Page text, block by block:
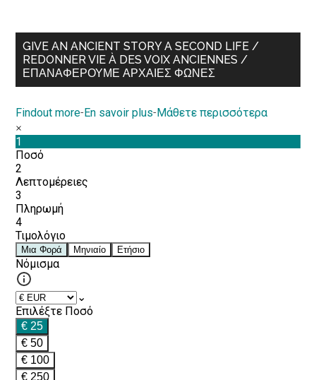
GIVE AN ANCIENT STORY A SECOND LIFE /
REDONNER VIE À DES VOIX ANCIENNES /
ΕΠΑΝΑΦΈΡΟΥΜΕ ΑΡΧΑΊΕΣ ΦΩΝΈΣ
Findout more-En savoir plus-Μάθετε περισσότερα